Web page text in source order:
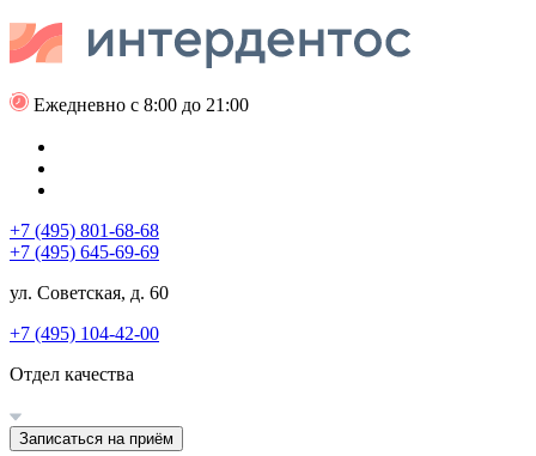
Ежедневно с 8:00 до 21:00
+7 (495) 801-68-68
+7 (495) 645-69-69
ул. Советская, д. 60
+7 (495) 104-42-00
Отдел качества
Записаться на приём